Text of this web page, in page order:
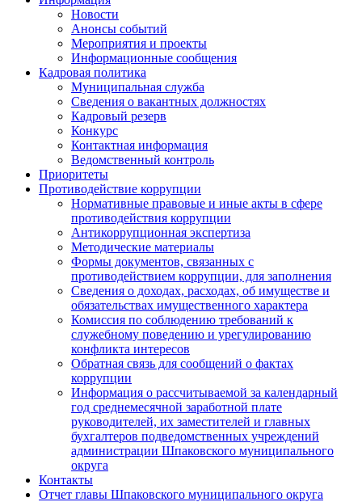
Новости
Анонсы событий
Мероприятия и проекты
Информационные сообщения
Кадровая политика
Муниципальная служба
Сведения о вакантных должностях
Кадровый резерв
Конкурс
Контактная информация
Ведомственный контроль
Приоритеты
Противодействие коррупции
Нормативные правовые и иные акты в сфере
противодействия коррупции
Антикоррупционная экспертиза
Методические материалы
Формы документов, связанных с
противодействием коррупции, для заполнения
Сведения о доходах, расходах, об имуществе и
обязательствах имущественного характера
Комиссия по соблюдению требований к
служебному поведению и урегулированию
конфликта интересов
Обратная связь для сообщений о фактах
коррупции
Информация о рассчитываемой за календарный
год среднемесячной заработной плате
руководителей, их заместителей и главных
бухгалтеров подведомственных учреждений
администрации Шпаковского муниципального
округа
Контакты
Отчет главы Шпаковского муниципального округа